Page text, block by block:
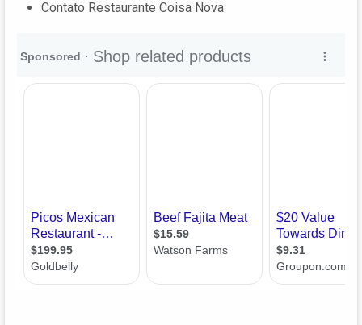
Contato Restaurante Coisa Nova